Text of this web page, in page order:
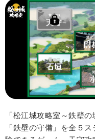
「松江城攻略室～鉄壁
「鉄壁の守備」を全５